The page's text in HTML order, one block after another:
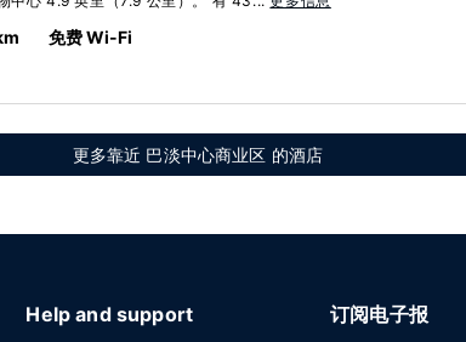
免费 Wi-Fi
更多靠近 巴淡中心商业区 的酒店
Help and support 订阅电子报